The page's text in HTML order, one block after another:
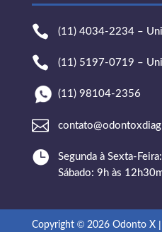
 (11) 4034-2234 –
 (11) 5197-0719 –
(11) 98104-2356


Segunda à Sexta-
Sábado: 9h às
Copyright ©2026 Odonto X |